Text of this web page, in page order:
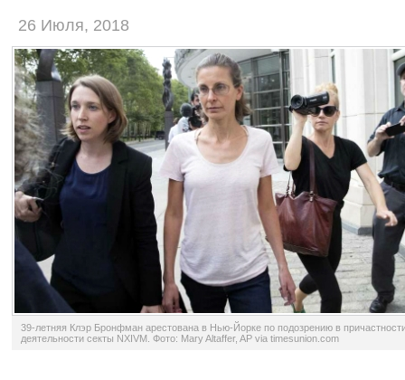
26 Июля, 2018
39-летняя Клэр Бронфман арестована в Нью-Йорке по подозрению в
деятельности секты NXIVM. Фото: Mary Altaffer, AP via timesunion.com